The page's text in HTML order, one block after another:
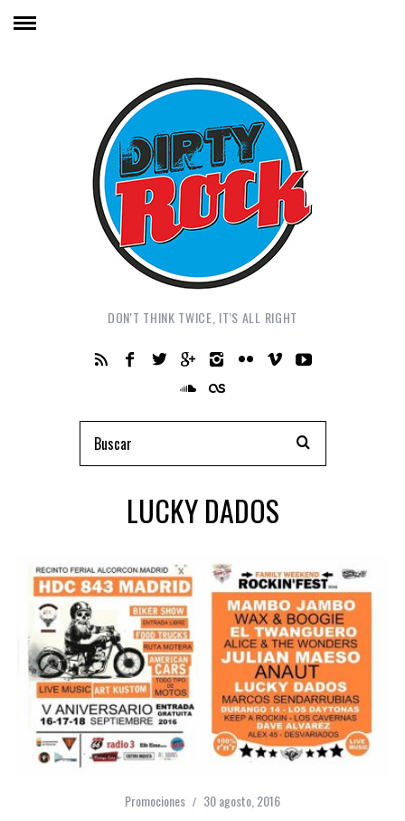
DON'T THINK TWICE, IT'S ALL RIGHT
LUCKY DADOS
Promociones 30 agosto, 2016